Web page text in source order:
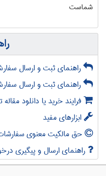
شماست
راهنمای ثبت و ارسال
راهنمای ثبت و ارسال
فرایند خرید یا دانلود
ابزارهای مفید
حق مالکیت معنوی
راهنمای ارسال و پیگیری